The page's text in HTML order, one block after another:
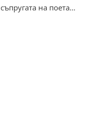
на поета…